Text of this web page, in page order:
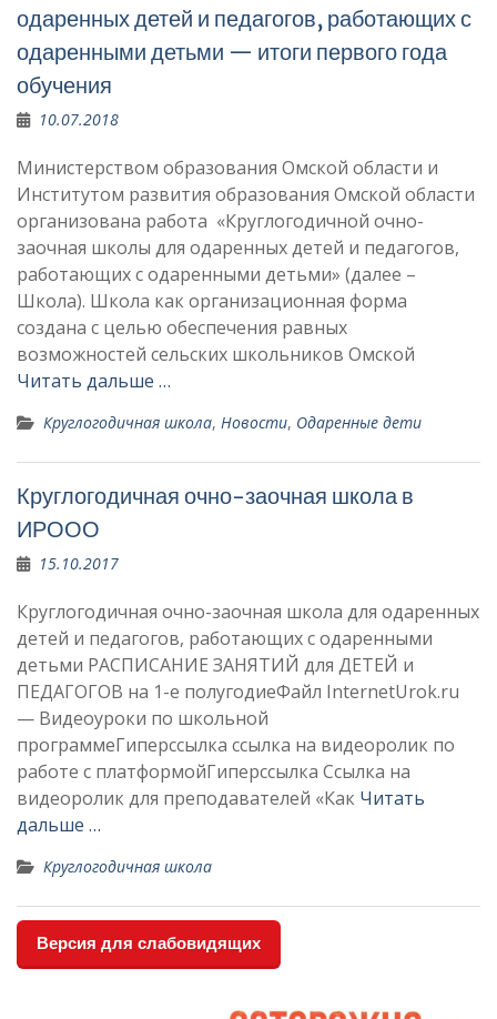
одаренных детей и педагогов, работающих с
одаренными детьми — итоги первого года
обучения
10.07.2018
Министерством образования Омской области и
Институтом развития образования Омской области
организована работа «Круглогодичной очно-
заочная школы для одаренных детей и педагогов,
работающих с одаренными детьми» (далее –
Школа). Школа как организационная форма
создана с целью обеспечения равных
возможностей сельских школьников Омской
Читать дальше …
Круглогодичная школа, Новости, Одаренные дети
Круглогодичная очно-заочная школа в
ИРООО
15.10.2017
Круглогодичная очно-заочная школа для одаренных
детей и педагогов, работающих с одаренными
детьми РАСПИСАНИЕ ЗАНЯТИЙ для ДЕТЕЙ и
ПЕДАГОГОВ на 1-е полугодиеФайл InternetUrok.ru
— Видеоуроки по школьной
программеГиперссылка ссылка на видеоролик по
работе с платформойГиперссылка Ссылка на
видеоролик для преподавателей «Как Читать
дальше …
Круглогодичная школа
Версия для слабовидящих